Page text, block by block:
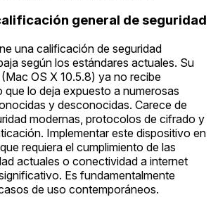
general de seguridad
una calificación de seguridad
según los estándares actuales. Su
OS X 10.5.8) ya no recibe
que lo deja expuesto a numerosas
y desconocidas. Carece de
modernas, protocolos de cifrado y
Implementar este dispositivo en
requiera el cumplimiento de las
actuales o conectividad a internet
Es fundamentalmente
de uso contemporáneos.